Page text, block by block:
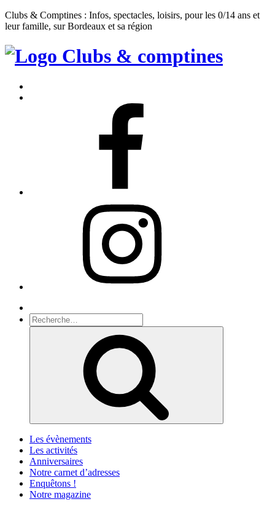
Clubs & Comptines : Infos, spectacles, loisirs, pour les 0/14 ans et
leur famille, sur Bordeaux et sa région
Clubs
Comptines
Recherche
pour
Les évènements
Les activités
Anniversaires
Notre carnet d’adresses
Enquêtons !
Notre magazine